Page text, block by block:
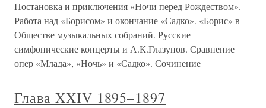
Постановка и приключения «Ночи перед Рождеством».
Работа над «Борисом» и окончание «Садко». «Борис» в
Обществе музыкальных собраний. Русские
симфонические концерты и А.К.Глазунов. Сравнение
опер «Млада», «Ночь» и «Садко». Сочинение
Глава XXIV 1895–1897